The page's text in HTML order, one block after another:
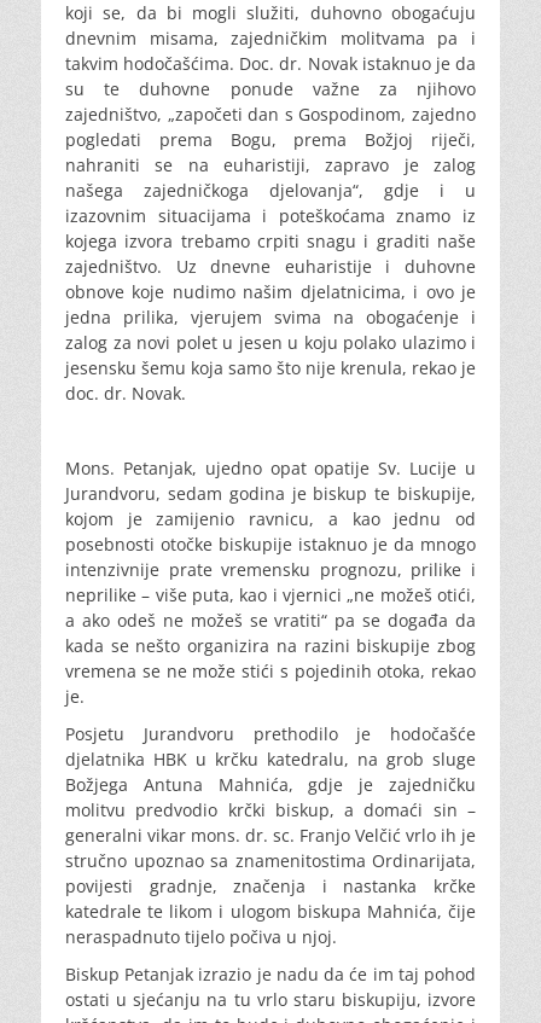
koji se, da bi mogli služiti, duhovno obogaćuju
dnevnim misama, zajedničkim molitvama pa i
takvim hodočašćima. Doc. dr. Novak istaknuo je da
su te duhovne ponude važne za njihovo
zajedništvo, „započeti dan s Gospodinom, zajedno
pogledati prema Bogu, prema Božjoj riječi,
nahraniti se na euharistiji, zapravo je zalog
našega zajedničkoga djelovanja“, gdje i u
izazovnim situacijama i poteškoćama znamo iz
kojega izvora trebamo crpiti snagu i graditi naše
zajedništvo. Uz dnevne euharistije i duhovne
obnove koje nudimo našim djelatnicima, i ovo je
jedna prilika, vjerujem svima na obogaćenje i
zalog za novi polet u jesen u koju polako ulazimo i
jesensku šemu koja samo što nije krenula, rekao je
doc. dr. Novak.
Mons. Petanjak, ujedno opat opatije Sv. Lucije u
Jurandvoru, sedam godina je biskup te biskupije,
kojom je zamijenio ravnicu, a kao jednu od
posebnosti otočke biskupije istaknuo je da mnogo
intenzivnije prate vremensku prognozu, prilike i
neprilike – više puta, kao i vjernici „ne možeš otići,
a ako odeš ne možeš se vratiti“ pa se događa da
kada se nešto organizira na razini biskupije zbog
vremena se ne može stići s pojedinih otoka, rekao
je.
Posjetu Jurandvoru prethodilo je hodočašće
djelatnika HBK u krčku katedralu, na grob sluge
Božjega Antuna Mahnića, gdje je zajedničku
molitvu predvodio krčki biskup, a domaći sin –
generalni vikar mons. dr. sc. Franjo Velčić vrlo ih je
stručno upoznao sa znamenitostima Ordinarijata,
povijesti gradnje, značenja i nastanka krčke
katedrale te likom i ulogom biskupa Mahnića, čije
neraspadnuto tijelo počiva u njoj.
Biskup Petanjak izrazio je nadu da će im taj pohod
ostati u sjećanju na tu vrlo staru biskupiju, izvore